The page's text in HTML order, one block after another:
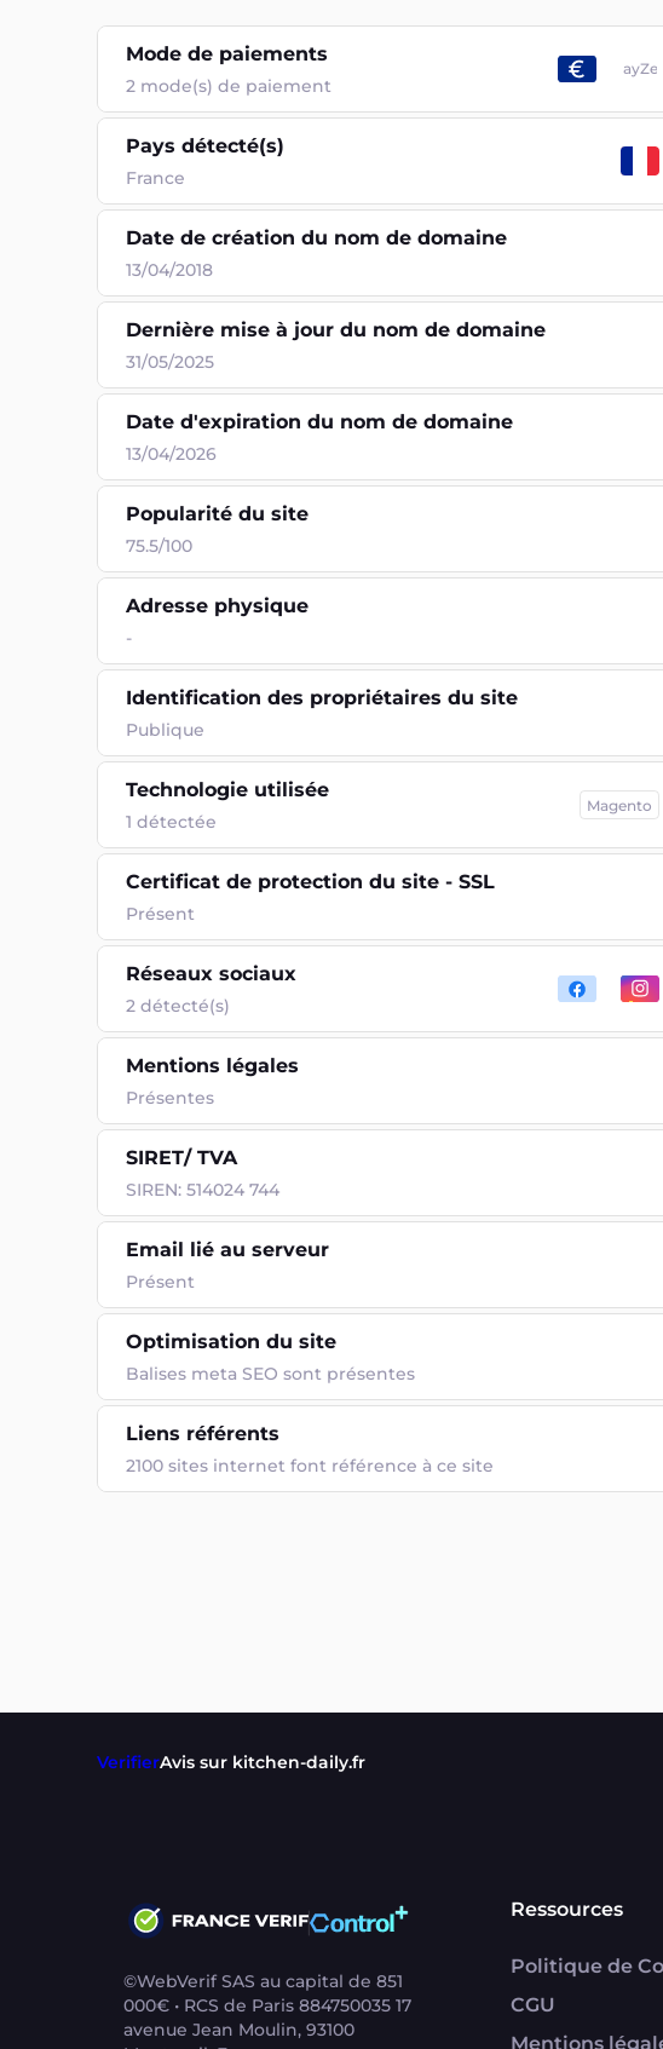
Mode de paiements
2 mode(s) de paiement
PayZen
Pays détecté(s)
France
Date de création du nom de domaine
13/04/2018
Dernière mise à jour du nom de domaine
31/05/2025
Date d'expiration du nom de domaine
13/04/2026
Popularité du site
75.5/100
Adresse physique
-
Identification des propriétaires du site
Publique
Technologie utilisée
1 détectée
Magento
Certificat de protection du site - SSL
Présent
Réseaux sociaux
2 détecté(s)
Mentions légales
Présentes
SIRET/ TVA
SIREN: 514024 744
Email lié au serveur
Présent
Optimisation du site
Balises meta SEO sont présentes
Liens référents
2100 sites internet font référence à ce site
VerifierAvis sur kitchen-daily.fr
©WebVerif SAS au capital de 851
000€ • RCS de Paris 884750035 17
avenue Jean Moulin, 93100
Ressources
Politique de
CGU
Mentions